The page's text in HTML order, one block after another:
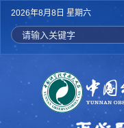
2026年8月8日 星期六